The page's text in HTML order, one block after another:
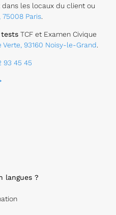
les locaux du client ou
75008 Paris.
TCF et Examen Civique
93160 Noisy-le-Grand.
93 45 45
langues ?